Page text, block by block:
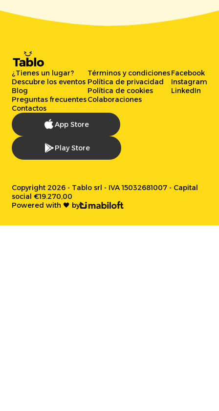
¿Tienes un lugar?
Descubre los eventos
Blog
Preguntas frecuentes
Contactos
Términos y condiciones
Política de privacidad
Política de cookies
Colaboraciones
Facebook
Instagram
LinkedIn
App Store
Play Store
Copyright 2026 - Tablo srl - IVA 15032681007 - Capital
social €19.270,00
Powered with 🖤 by